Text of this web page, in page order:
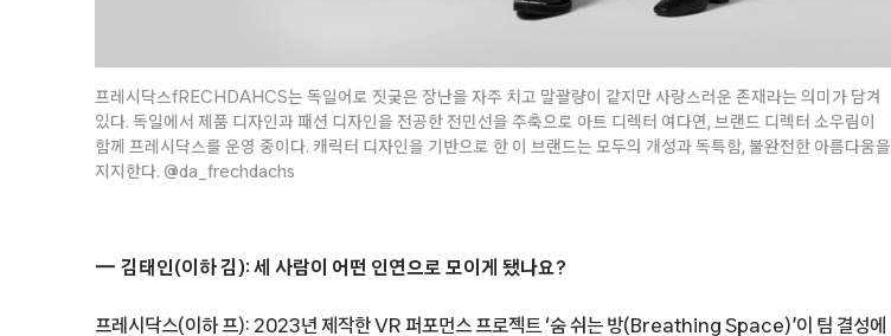
프레시닥스fRECHDAHCS는 독일어로 짓궂은 장난을 자주 치고 말괄량이 같지만 사랑스러운 존재라는 의미가 담겨
있다. 독일에서 제품 디자인과 패션 디자인을 전공한 전민선을 주축으로 아트 디렉터 여다연, 브랜드 디렉터 소우림이
함께 프레시닥스를 운영 중이다. 캐릭터 디자인을 기반으로 한 이 브랜드는 모두의 개성과 독특함, 불완전한 아름다움을
지지한다. @da_frechdachs
김태인(이하 김): 세 사람이 어떤 인연으로 모이게 됐나요?
프레시닥스(이하 프): 2023년 제작한 VR 퍼포먼스 프로젝트 ‘숨 쉬는 방(Breathing Space)’이 팀 결성에